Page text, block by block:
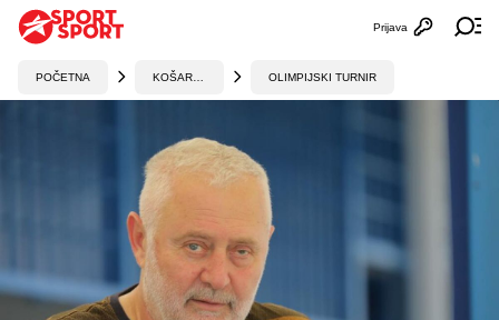
Otvori
Prijava
POČETNA OLIMPIJSKI TURNIR